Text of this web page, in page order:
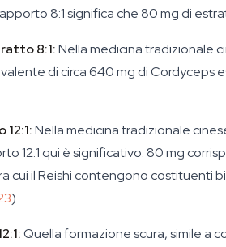
8:1 significa che 80 mg di
8:1:Nella medicina tradizionale
di circa 640 mg di Cordyceps
Nella medicina tradizionale
12:1 qui è significativo: 80 mg
cui il Reishi contengono
).
Quella formazione scura, simile a